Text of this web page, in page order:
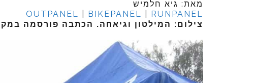
מאת: גיא חלמיש
OUTPANEL
BIKEPANEL
RUNPANEL
צילום: המילטון וגיאחה. הכתבה פורסמה